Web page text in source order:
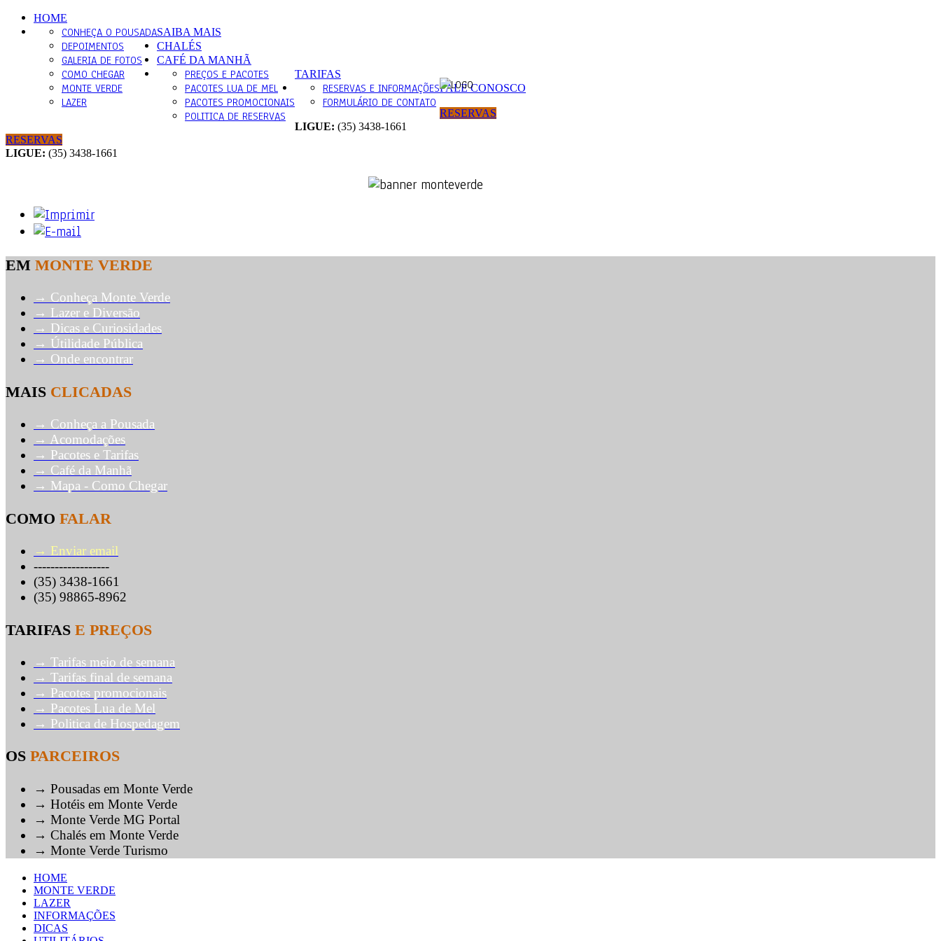
HOME
SAIBA MAIS
CONHEÇA O POUSADA
DEPOIMENTOS
GALERIA DE FOTOS
COMO CHEGAR
MONTE VERDE
LAZER
CHALÉS
CAFÉ DA MANHÃ
TARIFAS
PREÇOS E PACOTES
PACOTES LUA DE MEL
PACOTES PROMOCIONAIS
POLITICA DE RESERVAS
FALE CONOSCO
RESERVAS E INFORMAÇÕES
FORMULÁRIO DE CONTATO
RESERVAS
LIGUE: (35) 3438-1661
RESERVAS
LIGUE: (35) 3438-1661
EM MONTE VERDE
→ Conheça Monte Verde
→ Lazer e Diversão
→ Dicas e Curiosidades
→ Útilidade Pública
→ Onde encontrar
MAIS CLICADAS
→ Conheça a Pousada
→ Acomodações
→ Pacotes e Tarifas
→ Café da Manhã
→ Mapa - Como Chegar
COMO FALAR
→ Enviar email
------------------
(35) 3438-1661
(35) 98865-8962
TARIFAS E PREÇOS
→ Tarifas meio de semana
→ Tarifas final de semana
→ Pacotes promocionais
→ Pacotes Lua de Mel
→ Politica de Hospedagem
OS PARCEIROS
→ Pousadas em Monte Verde
→ Hotéis em Monte Verde
→ Monte Verde MG Portal
→ Chalés em Monte Verde
→ Monte Verde Turismo
HOME
MONTE VERDE
LAZER
INFORMAÇÕES
DICAS